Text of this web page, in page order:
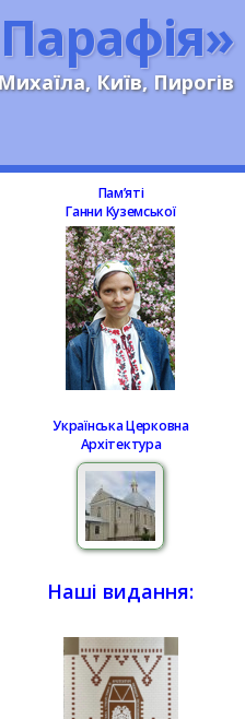
Київ, Пирогів
Памʼяті
Ганни Куземської
Українська Церковна
Архітектура
Наші видання: